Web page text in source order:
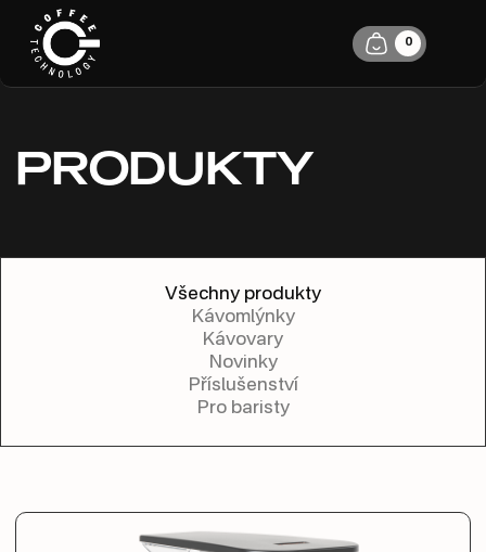
0
PRODUKTY
Všechny produkty
Kávomlýnky
Kávovary
Novinky
Příslušenství
Pro baristy